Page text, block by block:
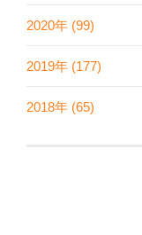
2020年 (99)
2019年 (177)
2018年 (65)